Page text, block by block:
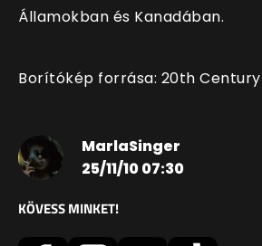
Államokban és Kanadában.
Borítókép forrása: 20th Century
MarlaSinger
25/11/10 07:30
KÖVESS MINKET!